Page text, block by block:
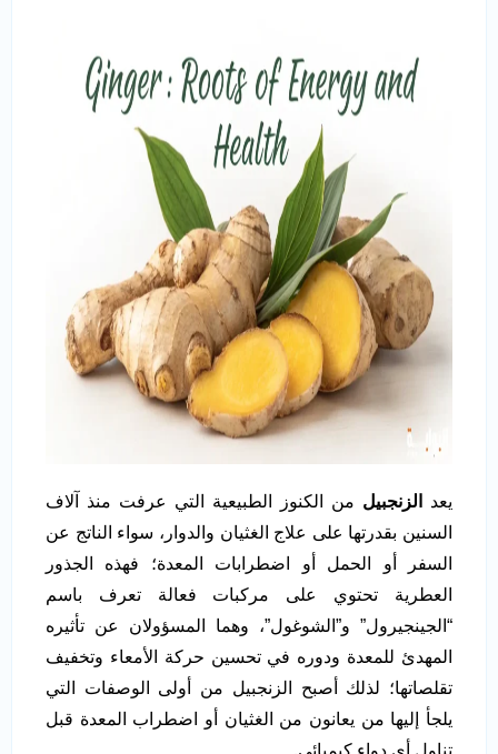
يعد الزنجبيل من الكنوز الطبيعية التي عرفت منذ آلاف
السنين بقدرتها على علاج الغثيان والدوار، سواء الناتج عن
السفر أو الحمل أو اضطرابات المعدة؛ فهذه الجذور
العطرية تحتوي على مركبات فعالة تعرف باسم
“الجينجيرول” و”الشوغول”، وهما المسؤولان عن تأثيره
المهدئ للمعدة ودوره في تحسين حركة الأمعاء وتخفيف
تقلصاتها؛ لذلك أصبح الزنجبيل من أولى الوصفات التي
يلجأ إليها من يعانون من الغثيان أو اضطراب المعدة قبل
تناول أي دواء كيميائي.